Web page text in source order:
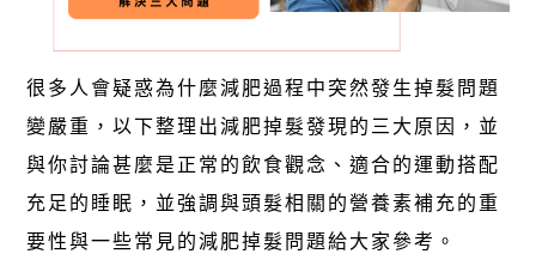
很多人會疑惑為什麼減肥過程中突然發生掉髮問題
變嚴重，以下整理出減肥掉髮發現的三大原因，並
與你討論甚麼是正常的飲食觀念、適合的運動搭配
充足的睡眠，並強調與頭髮相關的營養素補充的重
要性與一些常見的減肥掉髮問題給大家參考。